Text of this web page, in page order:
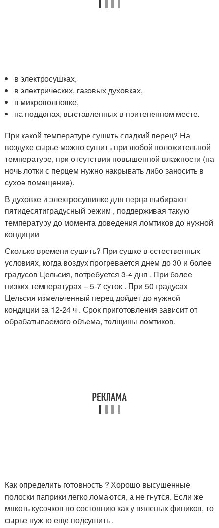
в электросушках,
в электрических, газовых духовках,
в микроволновке,
на поддонах, выставленных в притененном месте.
При какой температуре сушить сладкий перец? На
воздухе сырье можно сушить при любой положительной
температуре, при отсутствии повышенной влажности (на
ночь лотки с перцем нужно накрывать либо заносить в
сухое помещение).
В духовке и электросушилке для перца выбирают
пятидесятиградусный режим , поддерживая такую
температуру до момента доведения ломтиков до нужной
кондиции
Сколько времени сушить? При сушке в естественных
условиях, когда воздух прогревается днем до 30 и более
градусов Цельсия, потребуется 3-4 дня . При более
низких температурах – 5-7 суток . При 50 градусах
Цельсия измельченный перец дойдет до нужной
кондиции за 12-24 ч . Срок приготовления зависит от
обрабатываемого объема, толщины ломтиков.
Как определить готовность ? Хорошо высушенные
полоски паприки легко ломаются, а не гнутся. Если же
мякоть кусочков по состоянию как у вяленых фиников, то
сырье нужно еще подсушить .